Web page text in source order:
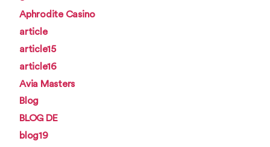
Aphrodite Casino
article
article15
article16
Avia Masters
Blog
BLOG DE
blog19